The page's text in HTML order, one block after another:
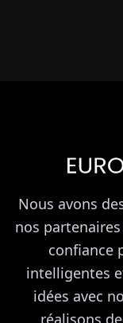
Nous avons
nos
confiance
intelligentes
idées avec